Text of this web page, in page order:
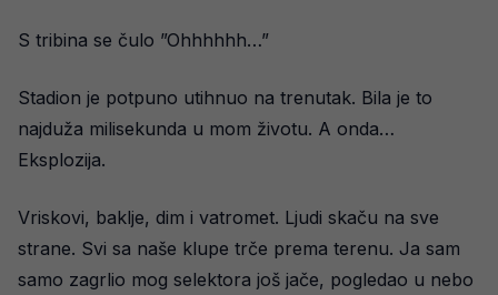
S tribina se čulo ”Ohhhhhh…”
Stadion je potpuno utihnuo na trenutak. Bila je to
najduža milisekunda u mom životu. A onda…
Eksplozija.
Vriskovi, baklje, dim i vatromet. Ljudi skaču na sve
strane. Svi sa naše klupe trče prema terenu. Ja sam
samo zagrlio mog selektora još jače, pogledao u nebo